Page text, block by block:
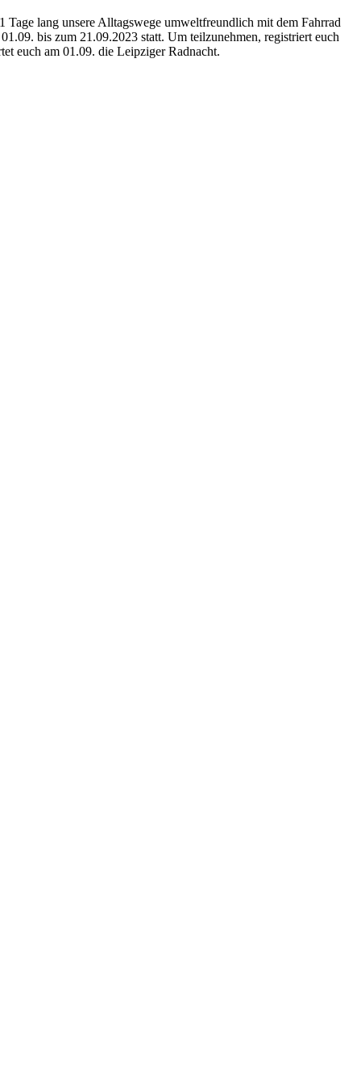
lang unsere Alltagswege umweltfreundlich mit dem Fahrrad
bis zum 21.09.2023 statt. Um teilzunehmen, registriert euch
euch am 01.09. die Leipziger Radnacht.